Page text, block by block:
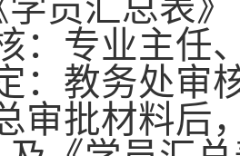
学员汇总表
：专业主任
：教务处审
审批材料后